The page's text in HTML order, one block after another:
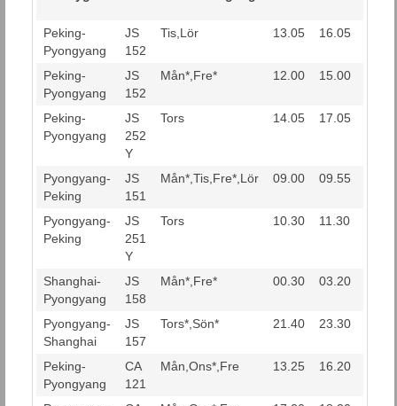
Peking-
Pyongyang
JS
152
Tis,Lör 13.05 16.05
Peking-
Pyongyang
JS
152
Mån*,Fre* 12.00 15.00
Peking-
Pyongyang
JS
252
Y
Tors 14.05 17.05
Pyongyang-
Peking
JS
151
Mån*,Tis,Fre*,Lör 09.00 09.55
Pyongyang-
Peking
JS
251
Y
Tors 10.30 11.30
Shanghai-
Pyongyang
JS
158
Mån*,Fre* 00.30 03.20
Pyongyang-
Shanghai
JS
157
Tors*,Sön* 21.40 23.30
Peking-
Pyongyang
CA
121
Mån,Ons*,Fre 13.25 16.20